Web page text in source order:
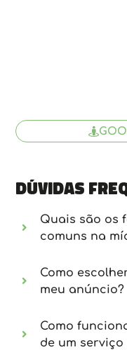
Dúvidas
Quais são os
comuns na
Como
meu anúncio?
Como
de um